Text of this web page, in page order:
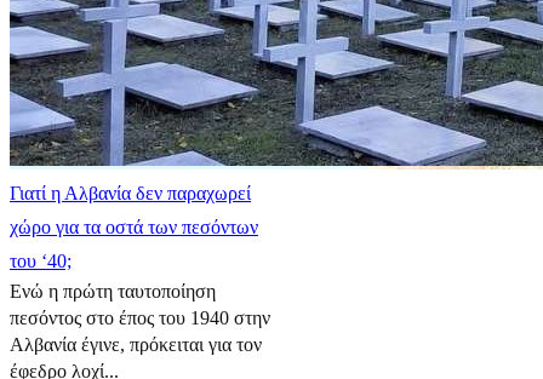
Γιατί η Αλβανία δεν παραχωρεί
χώρο για τα οστά των πεσόντων
του ‘40;
Ενώ η πρώτη ταυτοποίηση
πεσόντος στο έπος του 1940 στην
Αλβανία έγινε, πρόκειται για τον
έφεδρο λοχί...